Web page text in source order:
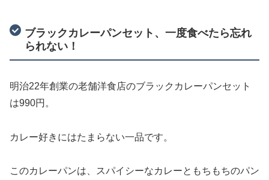
ブラックカレーパンセット、一度食べたら忘れ
られない！
明治22年創業の老舗洋食店のブラックカレーパンセット
は990円。
カレー好きにはたまらない一品です。
このカレーパンは、スパイシーなカレーともちもちのパン